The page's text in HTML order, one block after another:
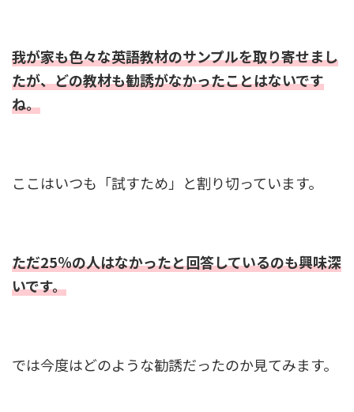
我が家も色々な英語教材のサンプルを取り寄せまし
たが、どの教材も勧誘がなかったことはないです
ね。
ここはいつも「試すため」と割り切っています。
ただ25％の人はなかったと回答しているのも興味深
いです。
では今度はどのような勧誘だったのか見てみます。